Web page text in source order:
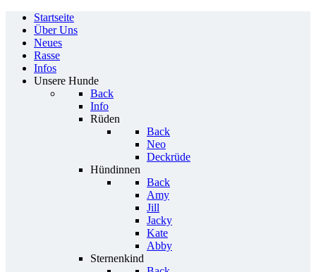
Startseite
Über Uns
Neues
Rasse
Infos
Unsere Hunde
Back
Info
Rüden
Back
Neo
Deckrüde
Hündinnen
Back
Amy
Jill
Jacky
Kate
Abby
Sternenkind